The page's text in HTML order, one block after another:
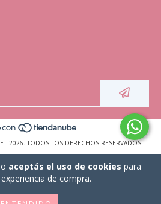
aceptás el uso de cookies para
de compra.
- 2026. TODOS LOS DERECHOS RESERVADOS.